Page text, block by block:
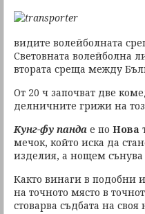
видите волейболната
Световната волейболна
втората среща между
От 20 ч започват две
делничните грижи на
Кунг-фу панда е по Нова
мечок, който иска да
изделия, а нощем сънува
Както винаги в подобни
на точното място в
стоварва съдбата на своя